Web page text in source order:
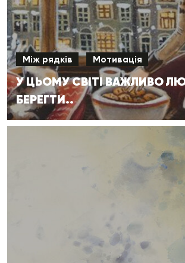
Між рядків Мотивація
У ЦЬОМУ СВІТІ ВАЖЛИВО
БЕРЕГТИ..